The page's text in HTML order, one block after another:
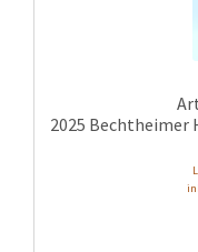
2025 Bechtheimer